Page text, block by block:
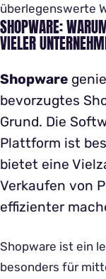
überlegenswerte
SHOPWARE:
VIELER
Shopware
bevorzugtes
Grund. Die
Plattform ist
bietet eine
Verkaufen von
effizienter
Shopware ist ein
besonders für